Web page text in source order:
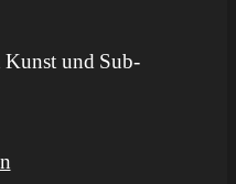
Kunst und Sub-